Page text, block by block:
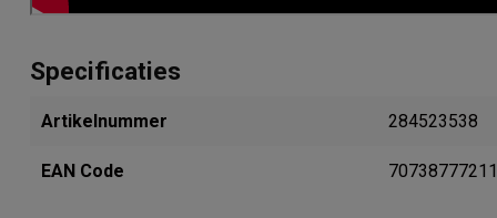
Specificaties
Artikelnummer 284523538
EAN Code